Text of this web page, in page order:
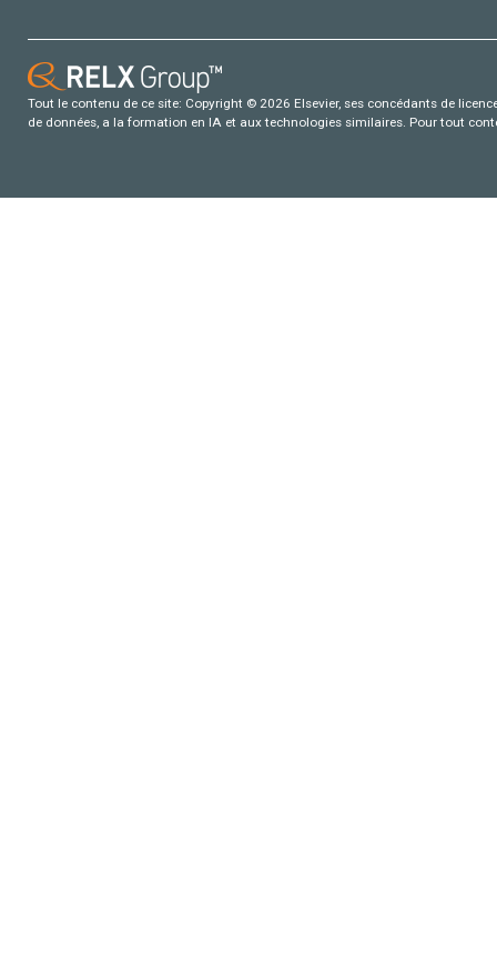
Tout le contenu de ce site: Copyright © 2026 Elsevier, ses concédants de
de données, a la formation en IA et aux technologies similaires. Pour tout